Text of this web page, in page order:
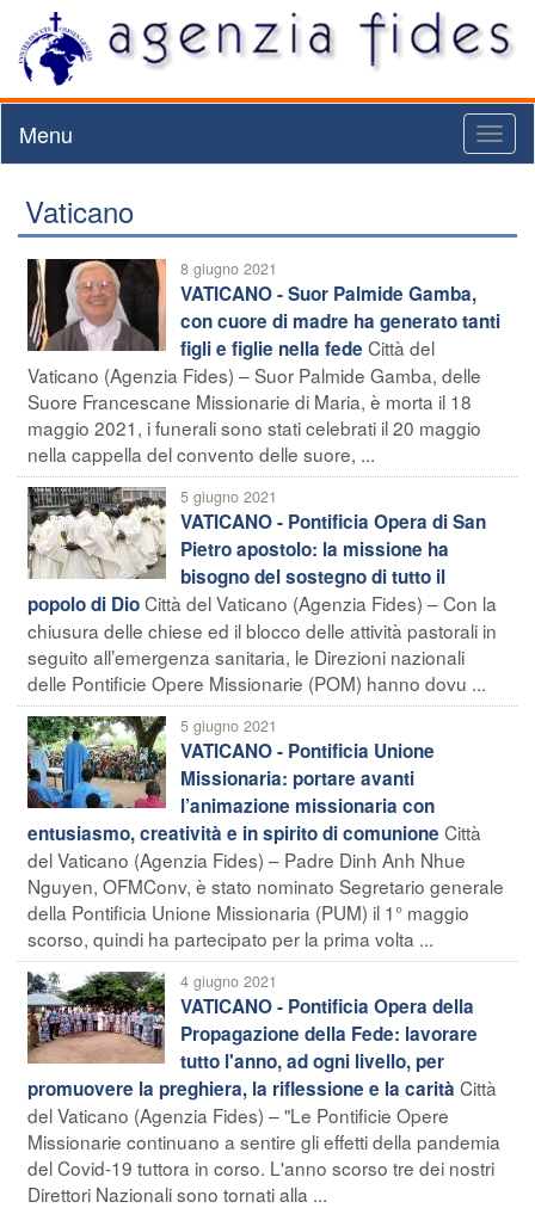
Menu
Vaticano
8 giugno 2021
VATICANO - Suor Palmide Gamba,
con cuore di madre ha generato tanti
figli e figlie nella fede Città del
Vaticano (Agenzia Fides) – Suor Palmide Gamba, delle
Suore Francescane Missionarie di Maria, è morta il 18
maggio 2021, i funerali sono stati celebrati il 20 maggio
nella cappella del convento delle suore, ...
5 giugno 2021
VATICANO - Pontificia Opera di San
Pietro apostolo: la missione ha
bisogno del sostegno di tutto il
popolo di DioCittà del Vaticano (Agenzia Fides) – Con la
chiusura delle chiese ed il blocco delle attività pastorali in
seguito all’emergenza sanitaria, le Direzioni nazionali
delle Pontificie Opere Missionarie (POM) hanno dovu ...
5 giugno 2021
VATICANO - Pontificia Unione
Missionaria: portare avanti
l’animazione missionaria con
entusiasmo, creatività e in spirito di comunione Città
del Vaticano (Agenzia Fides) – Padre Dinh Anh Nhue
Nguyen, OFMConv, è stato nominato Segretario generale
della Pontificia Unione Missionaria (PUM) il 1° maggio
scorso, quindi ha partecipato per la prima volta ...
4 giugno 2021
VATICANO - Pontificia Opera della
Propagazione della Fede: lavorare
tutto l'anno, ad ogni livello, per
promuovere la preghiera, la riflessione e la carità Città
del Vaticano (Agenzia Fides) – "Le Pontificie Opere
Missionarie continuano a sentire gli effetti della pandemia
del Covid-19 tuttora in corso. L'anno scorso tre dei nostri
Direttori Nazionali sono tornati alla ...